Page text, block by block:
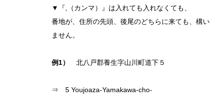
▼『,（カンマ）』は入れても入れなくても、
番地が、住所の先頭、後尾のどちらに来ても、構い
ません。
例1） 北八戸郡養生字山川町道下５
⇒ 5 Youjoaza-Yamakawa-cho-